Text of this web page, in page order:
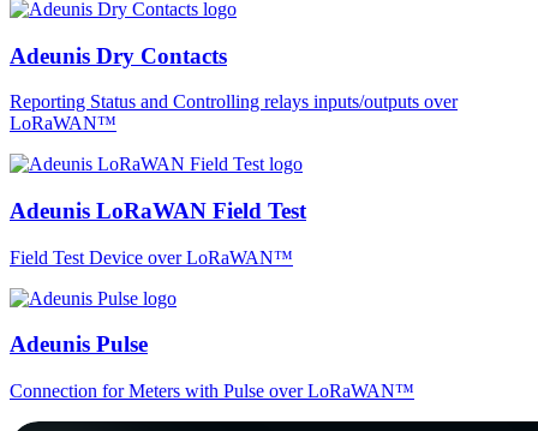
Adeunis Dry Contacts
Reporting Status and Controlling relays inputs/outputs over
LoRaWAN™
Adeunis LoRaWAN Field Test
Field Test Device over LoRaWAN™
Adeunis Pulse
Connection for Meters with Pulse over LoRaWAN™